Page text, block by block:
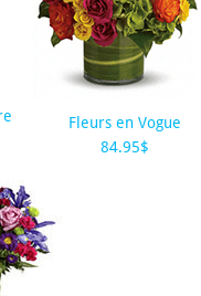
Fleurs en Vogue
84.95$